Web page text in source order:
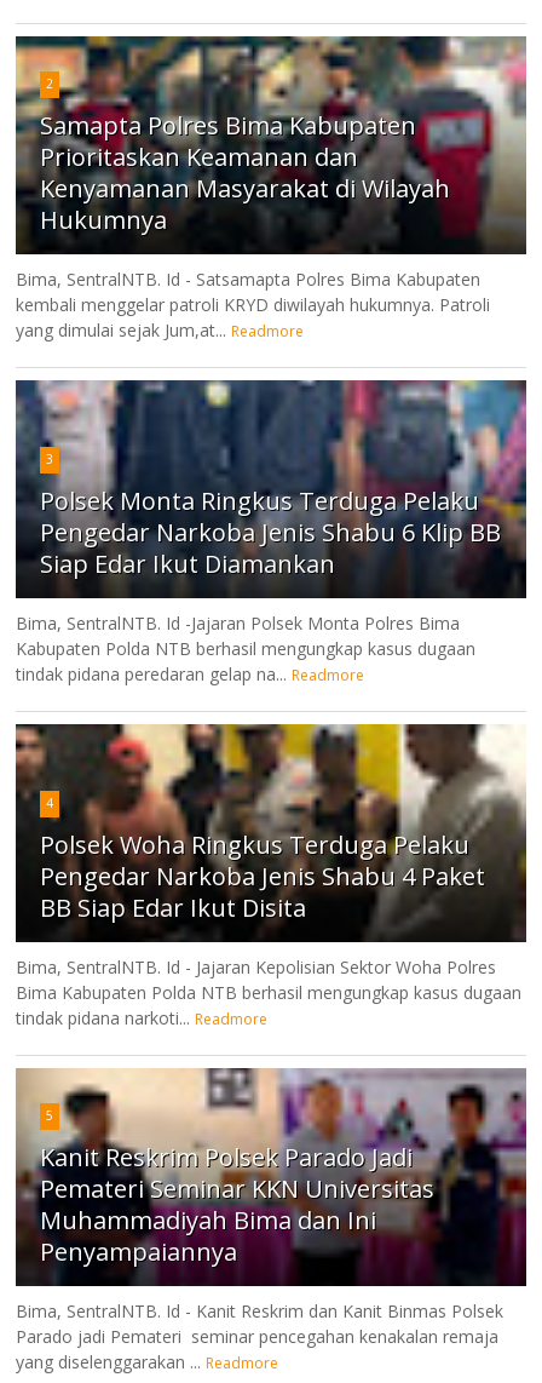
2
Samapta Polres Bima Kabupaten
Prioritaskan Keamanan dan
Kenyamanan Masyarakat di Wilayah
Hukumnya
Bima, SentralNTB. Id - Satsamapta Polres Bima Kabupaten
kembali menggelar patroli KRYD diwilayah hukumnya. Patroli
yang dimulai sejak Jum,at... Readmore
3
Polsek Monta Ringkus Terduga Pelaku
Pengedar Narkoba Jenis Shabu 6 Klip BB
Siap Edar Ikut Diamankan
Bima, SentralNTB. Id -Jajaran Polsek Monta Polres Bima
Kabupaten Polda NTB berhasil mengungkap kasus dugaan
tindak pidana peredaran gelap na... Readmore
4
Polsek Woha Ringkus Terduga Pelaku
Pengedar Narkoba Jenis Shabu 4 Paket
BB Siap Edar Ikut Disita
Bima, SentralNTB. Id - Jajaran Kepolisian Sektor Woha Polres
Bima Kabupaten Polda NTB berhasil mengungkap kasus dugaan
tindak pidana narkoti... Readmore
5
Kanit Reskrim Polsek Parado Jadi
Pemateri Seminar KKN Universitas
Muhammadiyah Bima dan Ini
Penyampaiannya
Bima, SentralNTB. Id - Kanit Reskrim dan Kanit Binmas Polsek
Parado jadi Pemateri seminar pencegahan kenakalan remaja
yang diselenggarakan ... Readmore